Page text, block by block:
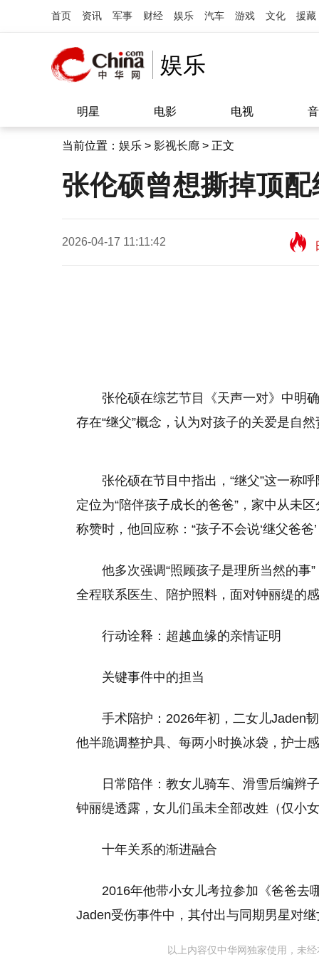
首页 资讯 军事 财经 娱乐 汽车 游戏 文化 援藏
娱乐
明星 电影 电视
当前位置： 娱乐 > 影视长廊 > 正文
张伦硕曾想撕掉顶
2026-04-17 11:11:42
张伦硕在综艺节目《天声一对》中明
存在“继父”概念，认为对孩子的关爱是自
张伦硕在节目中指出，“继父”这一称
定位为“陪伴孩子成长的爸爸”，家中从未
称赞时，他回应称：“孩子不会说‘继父爸爸
他多次强调“照顾孩子是理所当然的
全程联系医生、陪护照料，面对钟丽缇的
行动诠释：超越血缘的亲情证明
关键事件中的担当
手术陪护：2026年初，二女儿Jaden
他半跪调整护具、每两小时换冰袋，护士
日常陪伴：教女儿骑车、滑雪后编辫
钟丽缇透露，女儿们虽未全部改姓（仅小
十年关系的渐进融合
2016年他带小女儿考拉参加《爸爸去
Jaden受伤事件中，其付出与同期男星对
以上内容仅中华网独家使用，未